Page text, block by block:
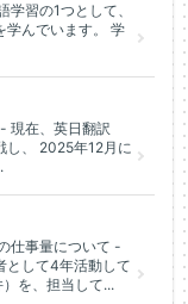
習の1つとして、
学んでいます。 学
現在、英日翻訳
し、 2025年12月に
仕事量について -
として4年活動して
を、担当して...